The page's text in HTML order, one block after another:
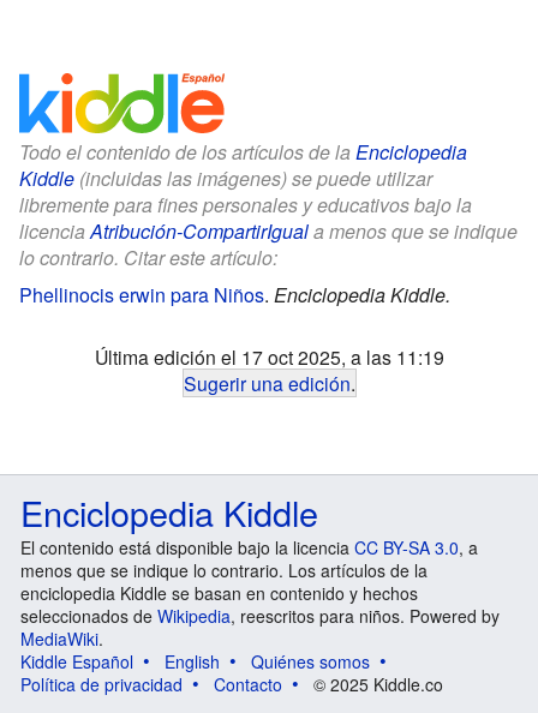
Todo el contenido de los artículos de la Enciclopedia
Kiddle (incluidas las imágenes) se puede utilizar
libremente para fines personales y educativos bajo la
licenciaAtribución-CompartirIguala menos que se indique
lo contrario. Citar este artículo:
Phellinocis erwin para Niños. Enciclopedia Kiddle.
Última edición el 17 oct 2025, a las 11:19
Sugerir una edición.
Enciclopedia Kiddle
El contenido está disponible bajo la licencia CC BY-SA 3.0, a
menos que se indique lo contrario. Los artículos de la
enciclopedia Kiddle se basan en contenido y hechos
seleccionados de Wikipedia, reescritos para niños. Powered by
MediaWiki.
Kiddle Español
English
Quiénes somos
Política de privacidad
Contacto © 2025 Kiddle.co